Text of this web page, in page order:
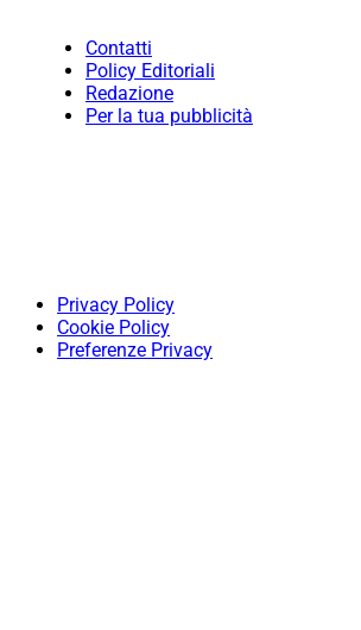
Contatti
Policy Editoriali
Redazione
Per la tua pubblicità
Privacy Policy
Cookie Policy
Preferenze Privacy